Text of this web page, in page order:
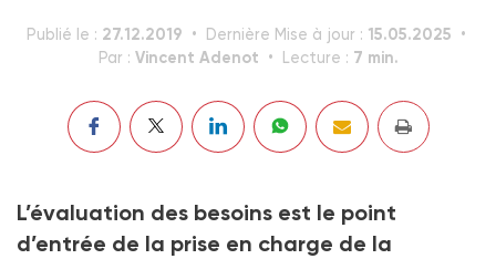
Publié le : 27.12.2019 Dernière Mise à jour : 15.05.2025
Par : Vincent Adenot Lecture : 7 min.
L’évaluation des besoins est le point
d’entrée de la prise en charge de la